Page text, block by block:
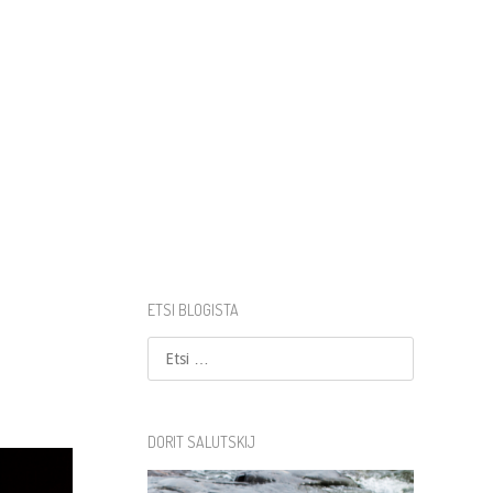
ETSI BLOGISTA
Etsi
DORIT SALUTSKIJ